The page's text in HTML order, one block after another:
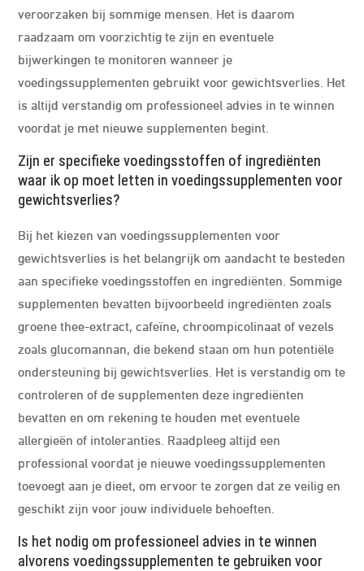
veroorzaken bij sommige mensen. Het is daarom
raadzaam om voorzichtig te zijn en eventuele
bijwerkingen te monitoren wanneer je
voedingssupplementen gebruikt voor gewichtsverlies. Het
is altijd verstandig om professioneel advies in te winnen
voordat je met nieuwe supplementen begint.
Zijn er specifieke voedingsstoffen of ingrediënten
waar ik op moet letten in voedingssupplementen voor
gewichtsverlies?
Bij het kiezen van voedingssupplementen voor
gewichtsverlies is het belangrijk om aandacht te besteden
aan specifieke voedingsstoffen en ingrediënten. Sommige
supplementen bevatten bijvoorbeeld ingrediënten zoals
groene thee-extract, cafeïne, chroompicolinaat of vezels
zoals glucomannan, die bekend staan om hun potentiële
ondersteuning bij gewichtsverlies. Het is verstandig om te
controleren of de supplementen deze ingrediënten
bevatten en om rekening te houden met eventuele
allergieën of intoleranties. Raadpleeg altijd een
professional voordat je nieuwe voedingssupplementen
toevoegt aan je dieet, om ervoor te zorgen dat ze veilig en
geschikt zijn voor jouw individuele behoeften.
Is het nodig om professioneel advies in te winnen
alvorens voedingssupplementen te gebruiken voor